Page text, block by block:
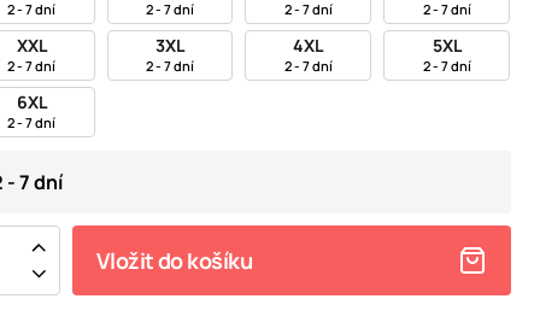
2 - 7 dní 2 - 7 dní 2 - 7 dní 2 - 7 dní
XXL
2 - 7 dní
3XL
2 - 7 dní
4XL
2 - 7 dní
5XL
2 - 7 dní
6XL
2 - 7 dní
- 7 dní
Vložit do košíku